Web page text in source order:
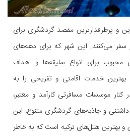
و پرطرفدارترین مقصد گردشگری برای
می‌کنند. این شهر که برای دهه‌های
برای انواع سلیقه‌ها و اهداف
خدمات اقامتی و تفریحی را به
موسسات مسافرتی کارآمد و معتبر،
و جاذبه‌های گردشگری متنوع، این
و بهترین هتل‌های ترکیه است که به خاطر